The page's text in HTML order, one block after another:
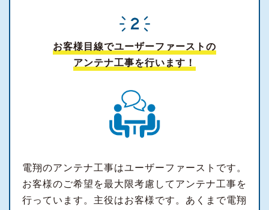
お客様目線でユーザーファーストの
アンテナ工事を行います！
電翔のアンテナ工事はユーザーファーストです。
お客様のご希望を最大限考慮してアンテナ工事を
行っています。主役はお客様です。あくまで電翔